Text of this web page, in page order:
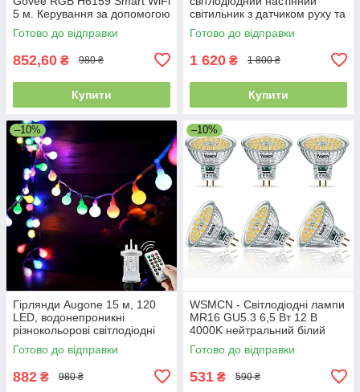
5 м. Керування за допомогою
застосунку. Уцінка
Готово до відправки
852,60 ₴ 980 ₴
Купити
світильник з датчиком руху та
сутінків, 4 режими роботи,
IP44 водонепроникний
Готово до відправки
1 620 ₴ 1 800 ₴
Купити
–10%
Гірлянди Augone 15 м, 120
LED, водонепроникні
різнокольорові світлодіодні
гірлянди для вулиці та дому,
від мережі
Готово до відправки
882 ₴ 980 ₴
–10%
WSMCN - Світлодіодні лампи
MR16 GU5.3 6,5 Вт 12 В
4000K нейтральний білий
700 лм 120°, 6 шт.
Готово до відправки
531 ₴ 590 ₴